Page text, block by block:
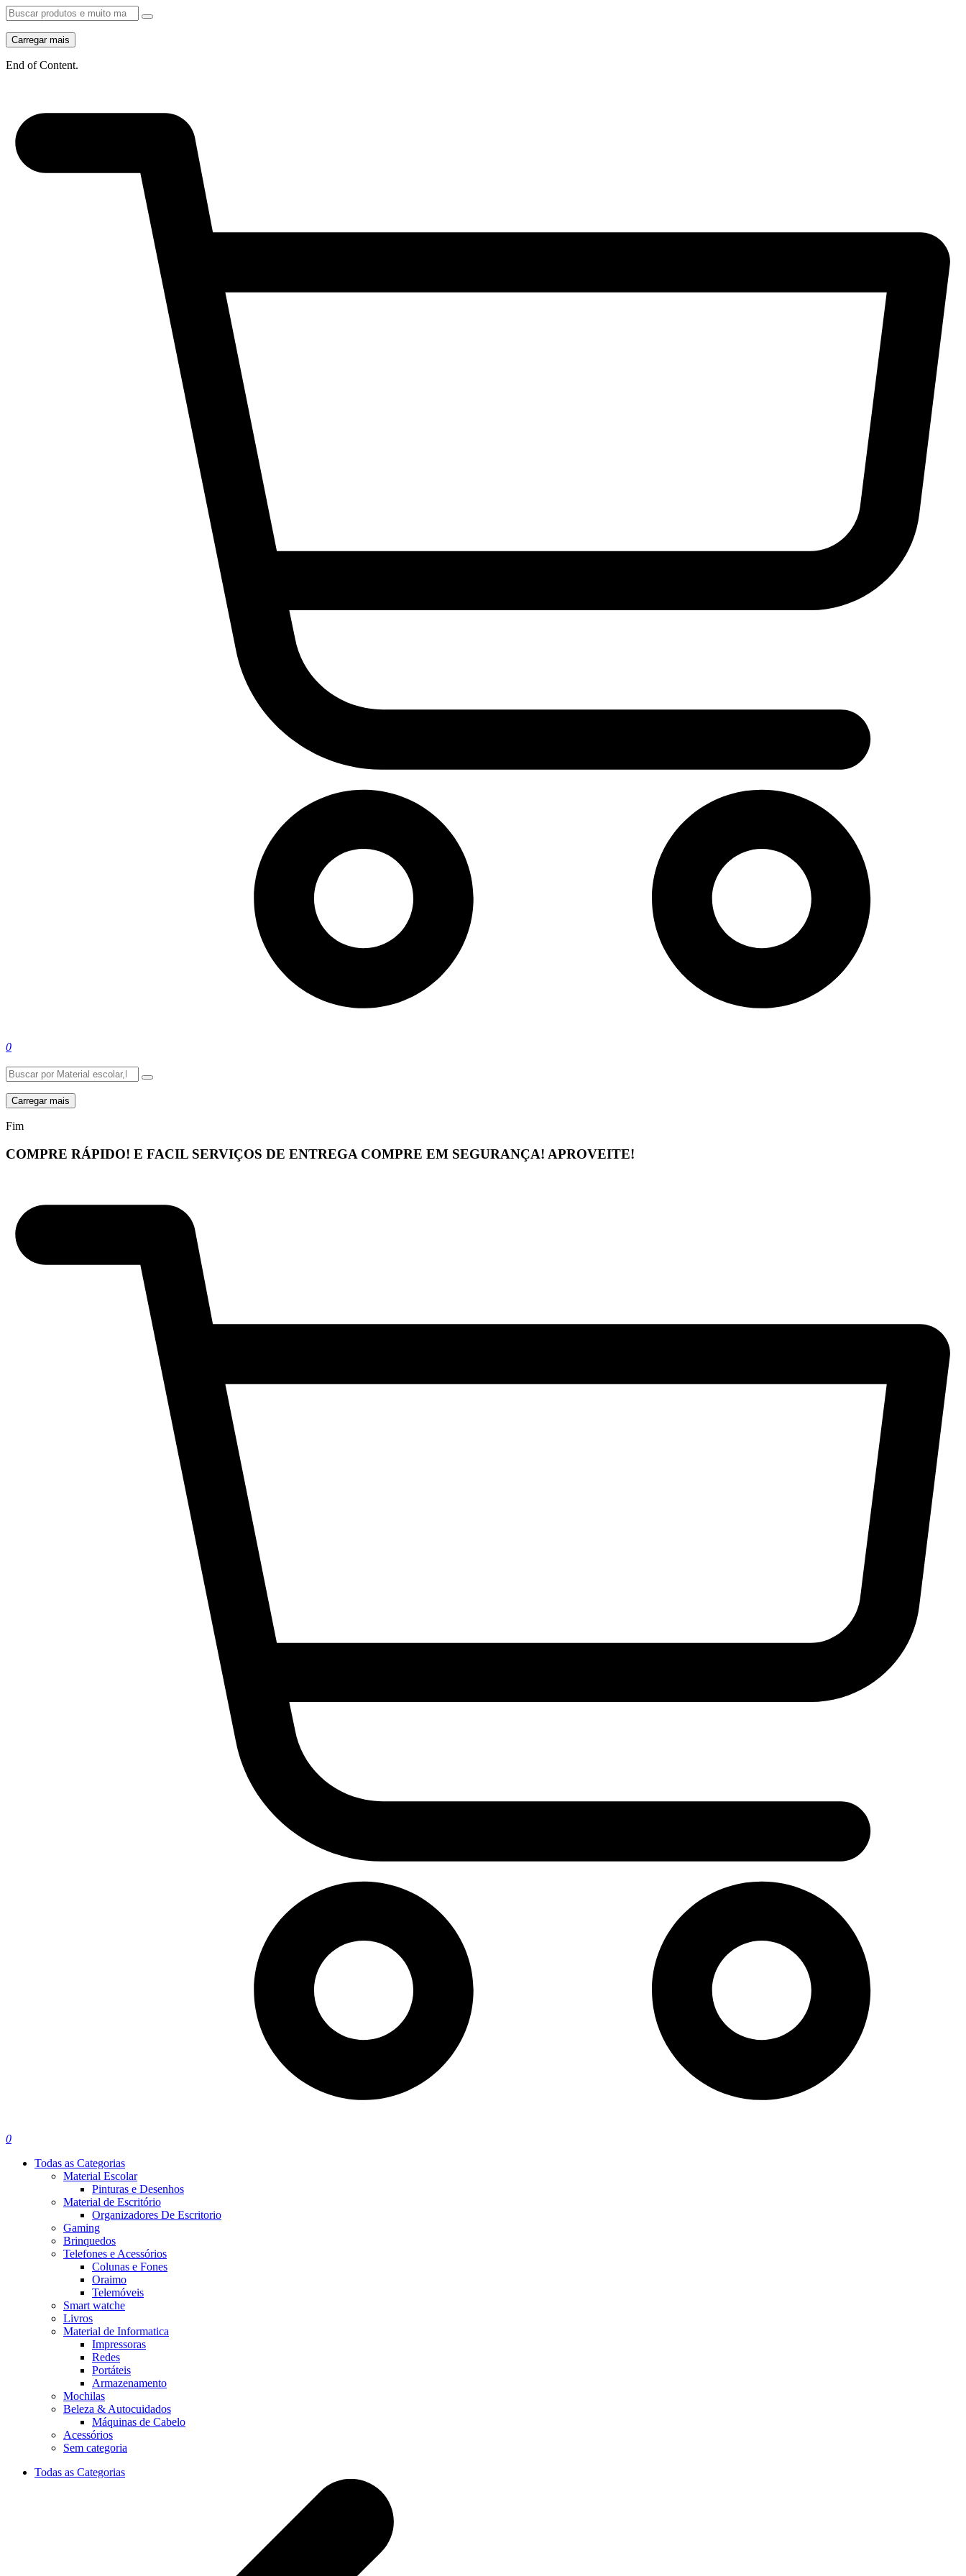
Carregar mais
End of Content.
0
Carregar mais
Fim
COMPRE RÁPIDO! E FACIL SERVIÇOS DE ENTREGA COMPRE EM SEGURANÇA! APROVEITE!
0
Todas as Categorias
Material Escolar
Pinturas e Desenhos
Material de Escritório
Organizadores De Escritorio
Gaming
Brinquedos
Telefones e Acessórios
Colunas e Fones
Oraimo
Telemóveis
Smart watche
Livros
Material de Informatica
Impressoras
Redes
Portáteis
Armazenamento
Mochilas
Beleza & Autocuidados
Máquinas de Cabelo
Acessórios
Sem categoria
Todas as Categorias